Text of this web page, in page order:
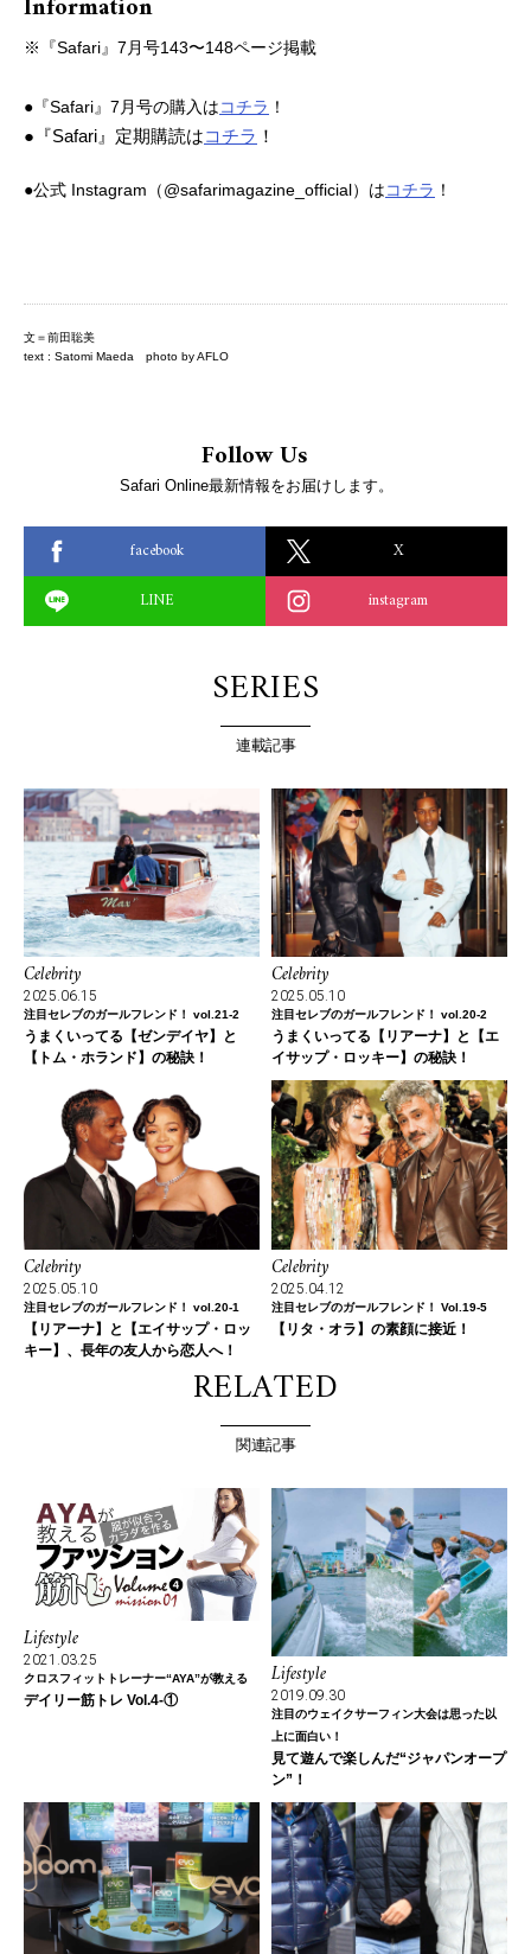
Information
※『Safari』7月号143〜148ページ掲載
●『Safari』7月号の購入はコチラ ！
●『Safari』定期購読はコチラ ！
●公式 Instagram（@safarimagazine_official）はコチラ ！
文＝前田聡美
text : Satomi Maeda photo by AFLO
Follow Us
Safari Online最新情報をお届けします。
facebook
X
LINE
instagram
SERIES
連載記事
Celebrity
2025.06.15
注目セレブのガールフレンド！ vol.21-2
うまくいってる【ゼンデイヤ】と
【トム・ホランド】の秘訣！
Celebrity
2025.05.10
注目セレブのガールフレンド！ vol.20-2
うまくいってる【リアーナ】と【エ
イサップ・ロッキー】の秘訣！
Celebrity
2025.05.10
注目セレブのガールフレンド！ vol.20-1
【リアーナ】と【エイサップ・ロッ
キー】、長年の友人から恋人へ！
Celebrity
2025.04.12
注目セレブのガールフレンド！ Vol.19-5
【リタ・オラ】の素顔に接近！
RELATED
関連記事
Lifestyle
2021.03.25
クロスフィットトレーナー“AYA”が教える
デイリー筋トレ Vol.4-①
Lifestyle
2019.09.30
注目のウェイクサーフィン大会は思った以
上に面白い！
見て遊んで楽しんだ“ジャパンオープ
ン”！